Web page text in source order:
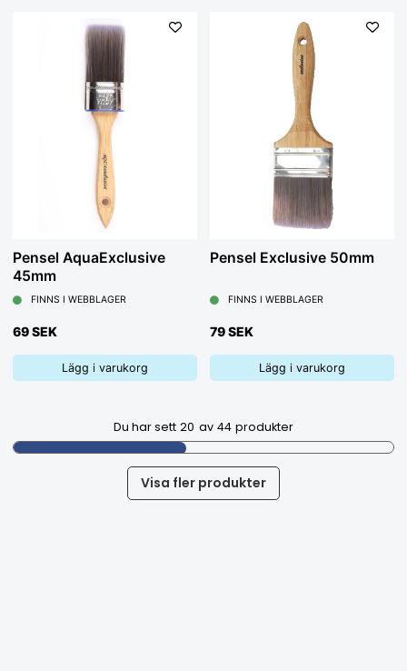
Pensel AquaExclusive
45mm
FINNS I WEBBLAGER
69 SEK
Lägg i varukorg
Pensel Exclusive 50mm
FINNS I WEBBLAGER
79 SEK
Lägg i varukorg
Du har sett 20 av 44 produkter
Visa fler produkter